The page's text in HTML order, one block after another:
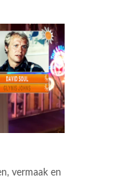
vermaak en